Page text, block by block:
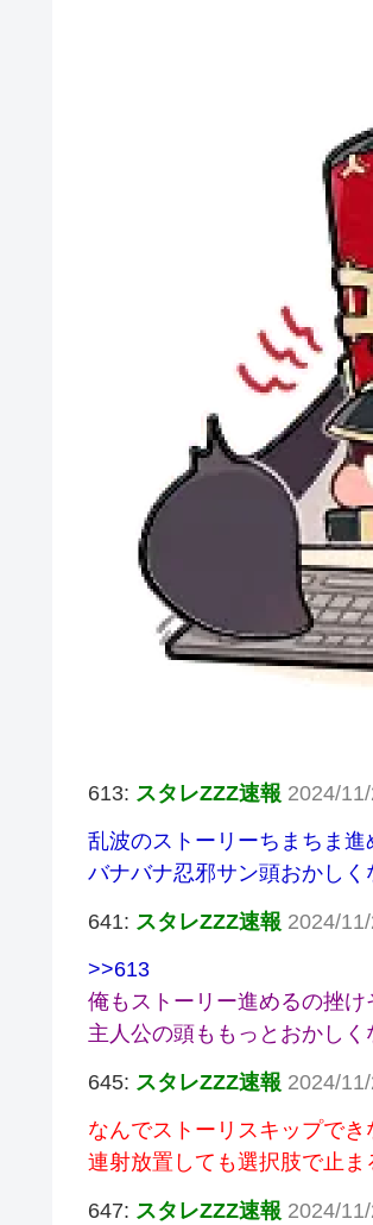
613: スタレZZZ速報 2024/
乱波のストーリーちまちま
バナバナ忍邪サン頭おかしく
641: スタレZZZ速報 2024/
>>613
俺もストーリー進めるの挫け
主人公の頭ももっとおかしく
645: スタレZZZ速報 2024/
なんでストーリスキップでき
連射放置しても選択肢で止
647: スタレZZZ速報 2024/